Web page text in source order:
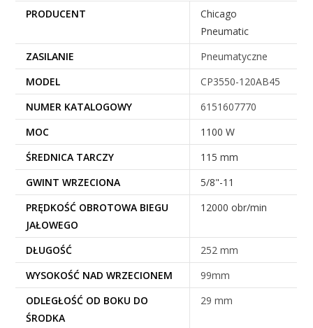
PRODUCENT
Chicago
Pneumatic
ZASILANIE
Pneumatyczne
MODEL
CP3550-120AB45
NUMER KATALOGOWY
6151607770
MOC
1100 W
ŚREDNICA TARCZY
115 mm
GWINT WRZECIONA
5/8"-11
PRĘDKOŚĆ OBROTOWA BIEGU
JAŁOWEGO
12000 obr/min
DŁUGOŚĆ
252 mm
WYSOKOŚĆ NAD WRZECIONEM
99mm
ODLEGŁOŚĆ OD BOKU DO
ŚRODKA
29 mm